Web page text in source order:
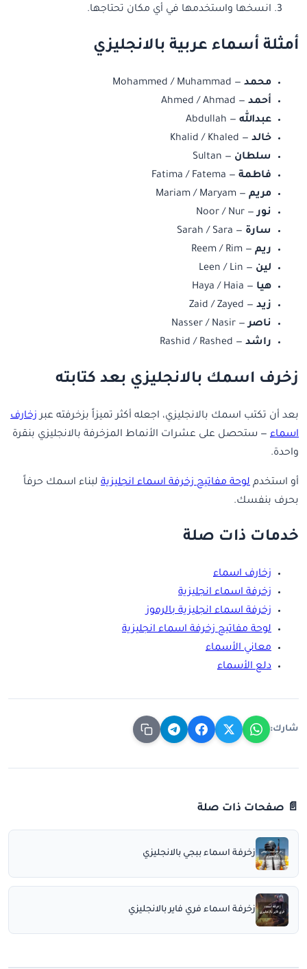
انسخها واستخدمها في أي مكان تحتاجها.
أمثلة أسماء عربية بالانجليزي
محمد — Mohammed / Muhammad
أحمد — Ahmed / Ahmad
عبدالله — Abdullah
خالد — Khalid / Khaled
سلطان — Sultan
فاطمة — Fatima / Fatema
مريم — Mariam / Maryam
نور— Noor / Nur
سارة — Sarah / Sara
ريم — Reem / Rim
لين — Leen / Lin
هيا — Haya / Haia
زيد — Zaid / Zayed
ناصر— Nasser / Nasir
راشد — Rashid / Rashed
زخرف اسمك بالانجليزي بعد كتابته
بعد أن تكتب اسمك بالانجليزي، اجعله أكثر تميزاً بزخرفته عبرزخارف
اسماء — ستحصل على عشرات الأنماط المزخرفة بالانجليزي بنقرة
واحدة.
أو استخدم لوحة مفاتيح زخرفة اسماء انجليزية لبناء اسمك حرفاً
بحرف بنفسك.
خدمات ذات صلة
زخارف اسماء
زخرفة اسماء انجليزية
زخرفة اسماء انجليزية بالرموز
لوحة مفاتيح زخرفة اسماء انجليزية
معاني الأسماء
دلع الأسماء
شارك:
📄 صفحات ذات صلة
زخرفة اسماء ببجي بالانجليزي
زخرفة اسماء فري فاير بالانجليزي